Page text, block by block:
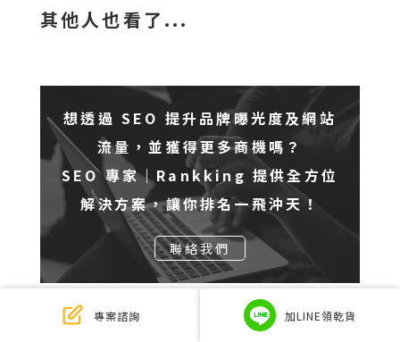
專案諮詢 加LINE領乾貨
其他人也看了...
想透過 SEO 提升品牌曝光度及網站
流量，並獲得更多商機嗎？
SEO 專家｜Rankking 提供全方位
解決方案，讓你排名一飛沖天！
聯絡我們